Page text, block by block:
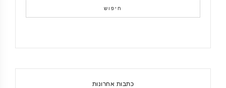
חיפוש
כתבות אחרונות